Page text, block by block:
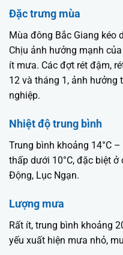
Đặc trưng mùa
Mùa đông Bắc Giang kéo
Chịu ảnh hưởng mạnh
ít mưa. Các đợt rét đậm,
12 và tháng 1, ảnh hưởng
nghiệp.
Nhiệt độ trung bình
Trung bình khoảng 14°C
thấp dưới 10°C, đặc biệt
Động, Lục Ngạn.
Lượng mưa
Rất ít, trung bình khoảng
yếu xuất hiện mưa nhỏ,